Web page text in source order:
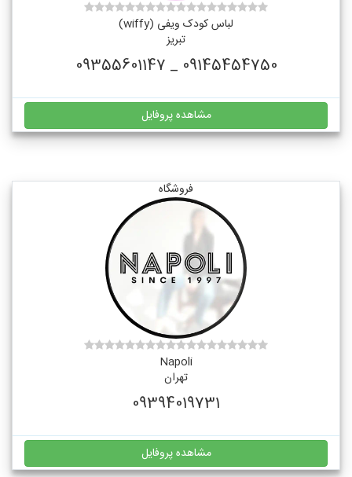
لباس کودک ویفی (wiffy)
تبریز
09145454750 _ 09355601147
مشاهده پروفایل
فروشگاه
Napoli
تهران
09394019731
مشاهده پروفایل